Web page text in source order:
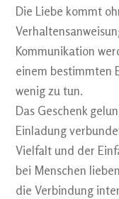
Die Liebe kommt
Kommunikation
einem bestimmten
wenig zu tun.
Das Geschenk
Einladung
Vielfalt und der
bei Menschen
die Verbindung